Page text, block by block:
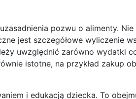
pozwu o alimenty.
jest szczegółowe wyliczenie
uwzględnić zarówno wydatki
istotne, na przykład zakup
i edukacją dziecka. To